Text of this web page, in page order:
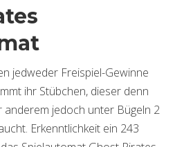
jedweder Freispiel-Gewinne
ihr Stübchen, dieser denn
anderem jedoch unter Bügeln 2
Erkenntlichkeit ein 243